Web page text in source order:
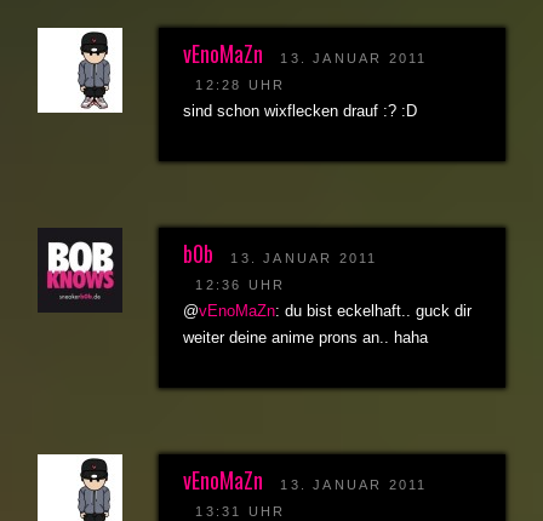
vEnoMaZn
13. JANUAR 2011
12:28 UHR
sind schon wixflecken drauf :? :D
b0b
13. JANUAR 2011
12:36 UHR
@vEnoMaZn: du bist eckelhaft.. guck dir
weiter deine anime prons an.. haha
vEnoMaZn
13. JANUAR 2011
13:31 UHR